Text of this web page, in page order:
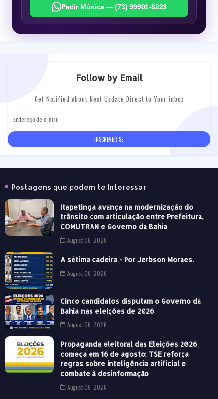
Pedir Música — (73) 99901-8223
Follow by Email
Get Notified About Next Update Direct to Your inbox
Postagens que podem te Interessar
Itapetinga avança na modernização do
trânsito com articulação entre Prefeitura,
COMUTRAN e Governo da Bahia
August 06, 2026
A sétima cadeira - Por Jerbson Moraes.
August 06, 2026
Cinco candidatos disputam o Governo da
Bahia nas eleições de 2026
August 06, 2026
Propaganda eleitoral das Eleições 2026
começa em 16 de agosto; TSE reforça
regras sobre inteligência artificial e
combate à desinformação
August 06, 2026